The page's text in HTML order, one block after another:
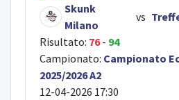
Skunk
Milano
vs
Risultato: 76- 94
Campionato: Campionato
2025/2026 A2
12-04-2026 17:30